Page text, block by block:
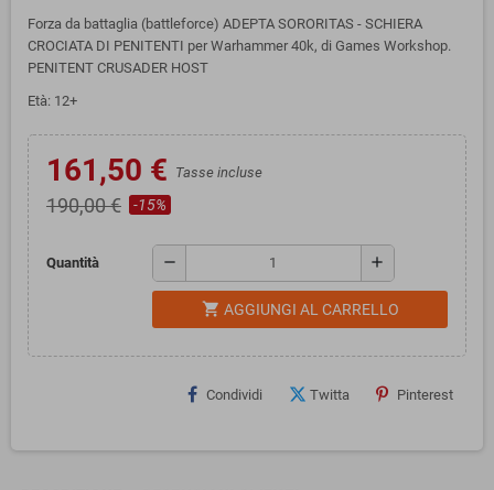
Forza da battaglia (battleforce) ADEPTA SORORITAS - SCHIERA
CROCIATA DI PENITENTI per Warhammer 40k, di Games Workshop.
PENITENT CRUSADER HOST
Età: 12+
161,50 € Tasse incluse
190,00 € -15%
Quantità remove add
shopping_cart AGGIUNGI AL CARRELLO
Condividi Twitta Pinterest